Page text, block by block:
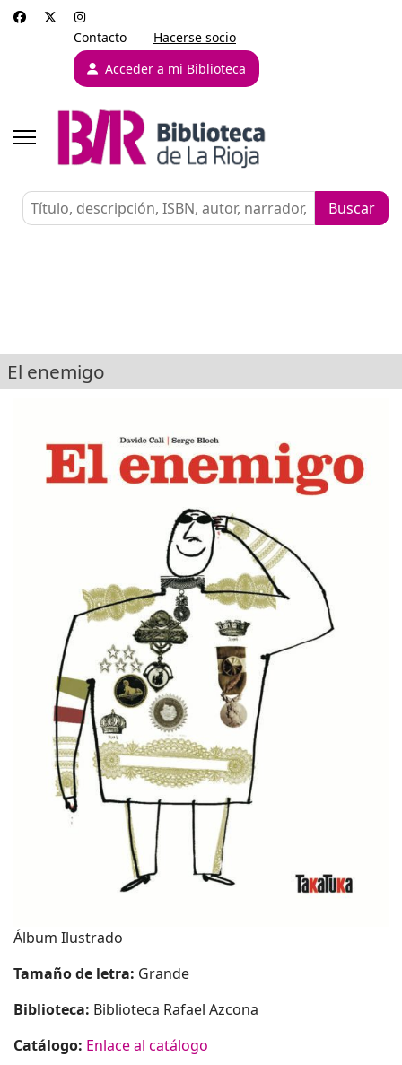
Contacto
Hacerse socio
Acceder a mi Biblioteca
El enemigo
Álbum Ilustrado
Tamaño de letra: Grande
Biblioteca: Biblioteca Rafael Azcona
Catálogo: Enlace al catálogo